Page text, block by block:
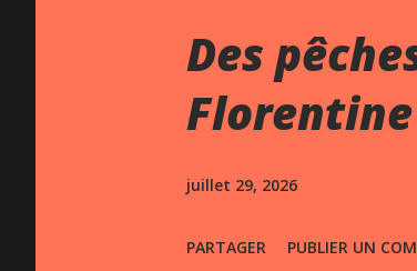
Des
Florentine
juillet 29, 2026
PARTAGER PUBLIER UN